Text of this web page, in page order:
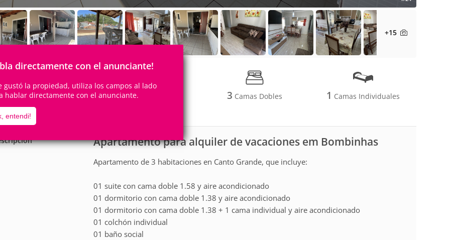
directamente con el anunciante!
gustó la propiedad, utiliza los campos al lado
hablar directamente con el anunciante.
entendi!
+15
8Personas 3Cuartos 3 Camas Dobles 1 Camas Individuales
Apartamento para alquiler de vacaciones em Bombinhas
Apartamento de 3 habitaciones en Canto Grande, que incluye:
01 suite con cama doble 1.58 y aire acondicionado
01 dormitorio con cama doble 1.38 y aire acondicionado
01 dormitorio con cama doble 1.38 + 1 cama individual y aire acondicionado
01 colchón individual
01 baño social